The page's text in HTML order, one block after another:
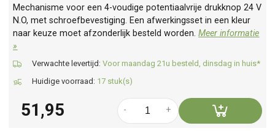
Mechanisme voor een 4-voudige potentiaalvrije drukknop 24 V
N.O, met schroefbevestiging. Een afwerkingsset in een kleur
naar keuze moet afzonderlijk besteld worden.Meer informatie
»
Verwachte levertijd: Voor maandag 21u besteld, dinsdag in huis*
Huidige voorraad: 17 stuk(s)
51,95 +
-